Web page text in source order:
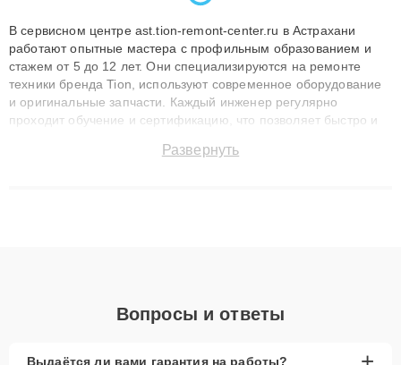
В сервисном центре ast.tion-remont-center.ru в Астрахани
работают опытные мастера с профильным образованием и
стажем от 5 до 12 лет. Они специализируются на ремонте
техники бренда Tion, используют современное оборудование
и оригинальные запчасти. Каждый инженер регулярно
проходит обучение и сертификацию, что позволяет быстро и
сохранением гарантии до 3 лет. Наши мастера решают
Развернуть
Вопросы и ответы
Выдаётся ли вами гарантия на работы?